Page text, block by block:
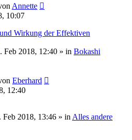
Annette
10:07
Wirkung der Effektiven
Feb 2018, 12:40 » in Bokashi
Eberhard
12:40
Feb 2018, 13:46 » in Alles andere